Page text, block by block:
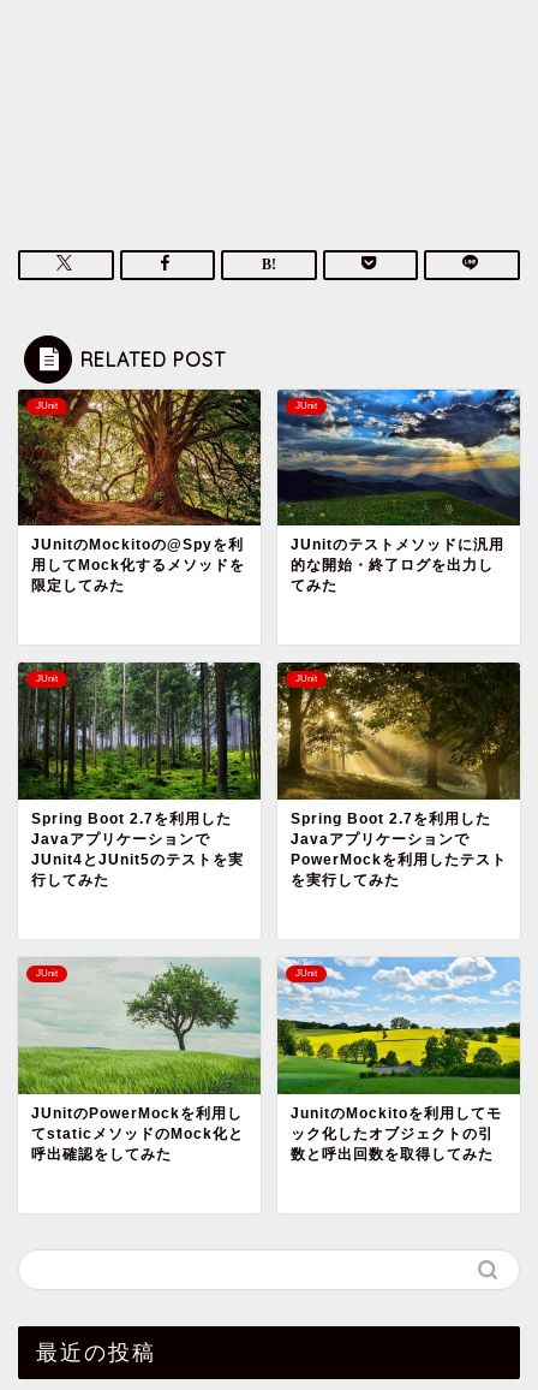
RELATED POST
JUnit
JUnitのMockitoの@Spyを利
用してMock化するメソッドを
限定してみた
JUnit
JUnitのテストメソッドに汎用
的な開始・終了ログを出力し
てみた
JUnit
Spring Boot 2.7を利用した
Javaアプリケーションで
JUnit4とJUnit5のテストを実
行してみた
JUnit
Spring Boot 2.7を利用した
Javaアプリケーションで
PowerMockを利用したテスト
を実行してみた
JUnit
JUnitのPowerMockを利用し
てstaticメソッドのMock化と
呼出確認をしてみた
JUnit
JunitのMockitoを利用してモ
ック化したオブジェクトの引
数と呼出回数を取得してみた
最近の投稿